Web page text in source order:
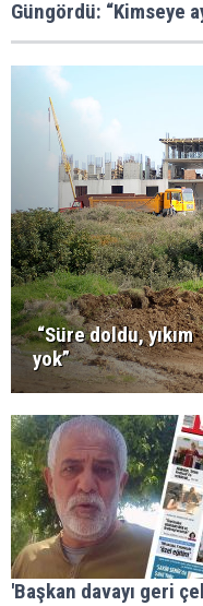
Güngördü: “Kimseye
“Süre doldu, yıkım
yok”
'Başkan davayı geri